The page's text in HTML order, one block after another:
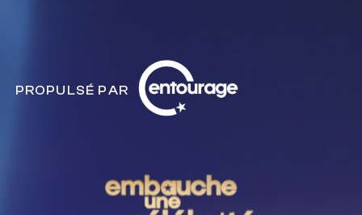
PROPULSÉ PAR